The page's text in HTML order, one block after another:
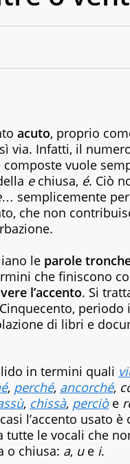
acuto, proprio
via. Infatti, il
vuole
echiusa, é. Ciò
… semplicemente
che non
le parole
che finiscono
l’accento. Si
di libri e
in termini quali
, perché, ancorché,
, chissà, perciò e
l’accento usato è
tutte le vocali che
o chiusa: a, ue i.